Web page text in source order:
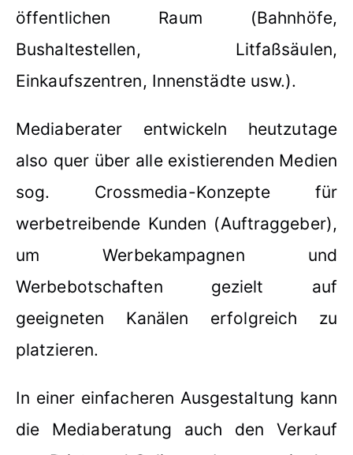
öffentlichen Raum (Bahnhöfe,
Bushaltestellen, Litfaßsäulen,
Einkaufszentren, Innenstädte usw.).
Mediaberater entwickeln heutzutage
also quer über alle existierenden Medien
sog. Crossmedia-Konzepte für
werbetreibende Kunden (Auftraggeber),
um Werbekampagnen und
Werbebotschaften gezielt auf
geeigneten Kanälen erfolgreich zu
platzieren.
In einer einfacheren Ausgestaltung kann
die Mediaberatung auch den Verkauf